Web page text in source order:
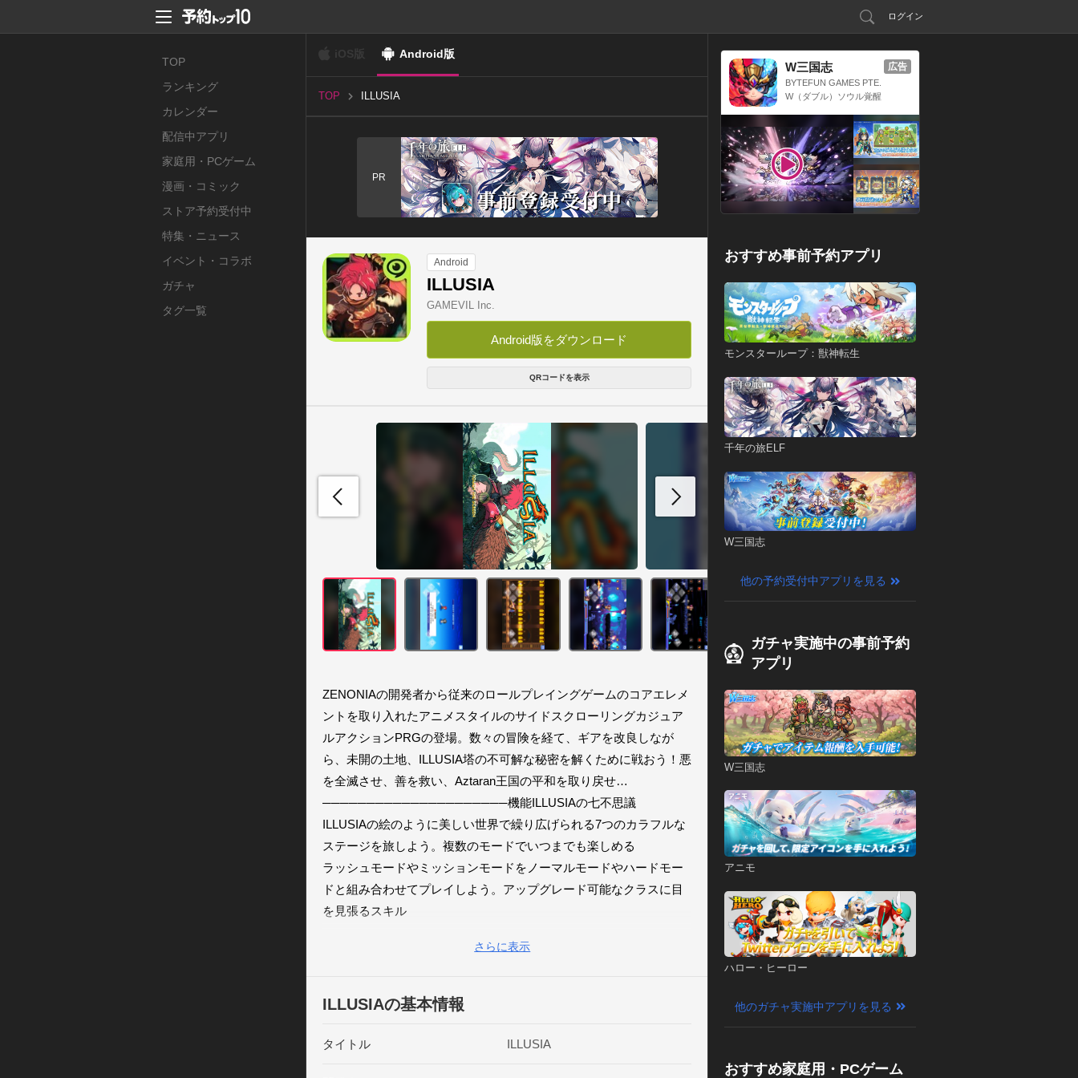
ログイン
TOP
ランキング
カレンダー
配信中アプリ
家庭用・PCゲーム
漫画・コミック
ストア予約受付中
特集・ニュース
イベント・コラボ
ガチャ
タグ一覧
Android版
TOP ILLUSIA
PR
Android
ILLUSIA
GAMEVIL Inc.
Android版をダウンロード
QRコードを表示
ZENONIAの開発者から従来のロールプレイングゲームのコアエレメ
ントを取り入れたアニメスタイルのサイドスクローリングカジュア
ルアクションPRGの登場。数々の冒険を経て、ギアを改良しなが
ら、未開の土地、ILLUSIA塔の不可解な秘密を解くために戦おう！悪
を全滅させ、善を救い、Aztaran王国の平和を取り戻せ…
─────────────────────機能ILLUSIAの七不思議
ILLUSIAの絵のように美しい世界で繰り広げられる7つのカラフルな
ステージを旅しよう。複数のモードでいつまでも楽しめる
ラッシュモードやミッションモードをノーマルモードやハードモー
ドと組み合わせてプレイしよう。アップグレード可能なクラスに目
を見張るスキル
ぞ。目で楽しめるカスタマイズ機能
ズ。─────────────────────
Facebook
http://facebook.com/gamevil
さらに表示
ILLUSIAの基本情報
タイトル ILLUSIA
W三国志
BYTEFUN GAMES PTE.
LTD.
W（ダブル）ソウル覚醒
広告
おすすめ事前予約アプリ
モンスターループ：獣神転生
千年の旅ELF
W三国志
他の予約受付中アプリを見る
ガチャ実施中の事前予約
アプリ
W三国志
アニモ
ハロー・ヒーロー
他のガチャ実施中アプリを見る
おすすめ家庭用・PCゲーム